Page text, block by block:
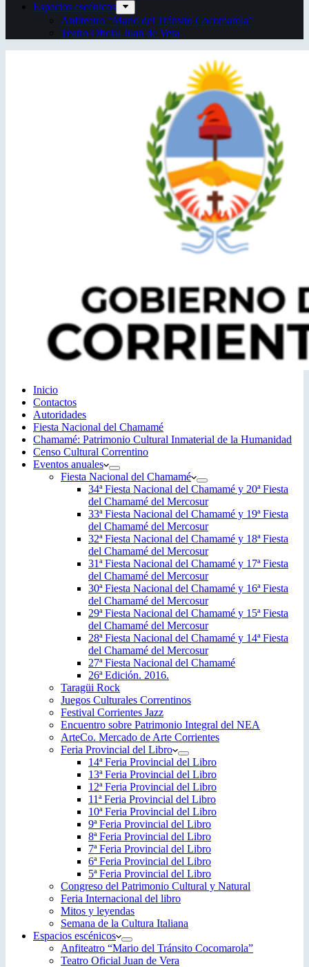
Espacios escénicos
Anfiteatro “Mario del Tránsito Cocomarola”
Teatro Oficial Juan de Vera
Inicio
Contactos
Autoridades
Fiesta Nacional del Chamamé
Chamamé: Patrimonio Cultural Inmaterial de la Humanidad
Censo Cultural Correntino
Eventos anuales
Fiesta Nacional del Chamamé
34ª Fiesta Nacional del Chamamé y 20ª Fiesta
del Chamamé del Mercosur
33ª Fiesta Nacional del Chamamé y 19ª Fiesta
del Chamamé del Mercosur
32ª Fiesta Nacional del Chamamé y 18ª Fiesta
del Chamamé del Mercosur
31ª Fiesta Nacional del Chamamé y 17ª Fiesta
del Chamamé del Mercosur
30ª Fiesta Nacional del Chamamé y 16ª Fiesta
del Chamamé del Mercosur
29ª Fiesta Nacional del Chamamé y 15ª Fiesta
del Chamamé del Mercosur
28ª Fiesta Nacional del Chamamé y 14ª Fiesta
del Chamamé del Mercosur
27ª Fiesta Nacional del Chamamé
26ª Edición. 2016.
Taragüi Rock
Juegos Culturales Correntinos
Festival Corrientes Jazz
Encuentro sobre Patrimonio Integral del NEA
ArteCo. Mercado de Arte Corrientes
Feria Provincial del Libro
14ª Feria Provincial del Libro
13ª Feria Provincial del Libro
12ª Feria Provincial del Libro
11ª Feria Provincial del Libro
10ª Feria Provincial del Libro
9ª Feria Provincial del Libro
8ª Feria Provincial del Libro
7ª Feria Provincial del Libro
6ª Feria Provincial del Libro
5ª Feria Provincial del Libro
Congreso del Patrimonio Cultural y Natural
Feria Internacional del libro
Mitos y leyendas
Semana de la Cultura Italiana
Espacios escénicos
Anfiteatro “Mario del Tránsito Cocomarola”
Teatro Oficial Juan de Vera